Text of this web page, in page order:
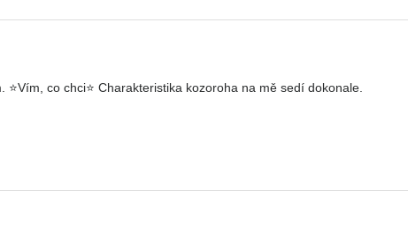
⭐Vím, co chci⭐ Charakteristika kozoroha na mě sedí dokonale.